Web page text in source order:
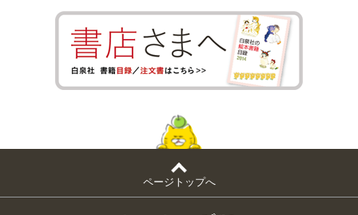
ページトップへ